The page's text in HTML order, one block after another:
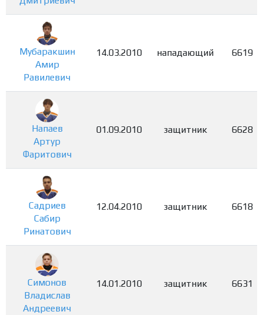
Мубаракшин
Амир
Равилевич
14.03.2010 нападающий 6619
Напаев
Артур
Фаритович
01.09.2010 защитник 6628
Садриев
Сабир
Ринатович
12.04.2010 защитник 6618
Симонов
Владислав
Андреевич
14.01.2010 защитник 6631